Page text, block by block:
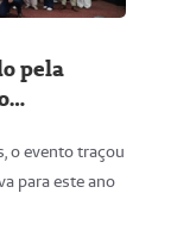
pela
o evento traçou
para este ano